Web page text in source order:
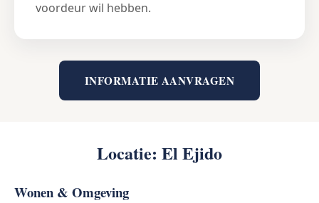
voordeur wil hebben.
INFORMATIE AANVRAGEN
Locatie: El Ejido
Wonen & Omgeving